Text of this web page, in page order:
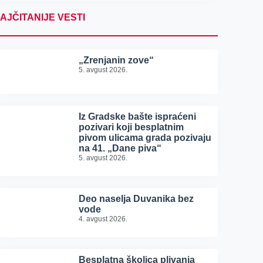
VESTI
„Zrenjanin zove“
5. avgust 2026.
Iz Gradske bašte ispraćeni
pozivari koji besplatnim
pivom ulicama grada pozivaju
na 41. „Dane piva“
5. avgust 2026.
Deo naselja Duvanika bez
vode
4. avgust 2026.
Besplatna školica plivanja